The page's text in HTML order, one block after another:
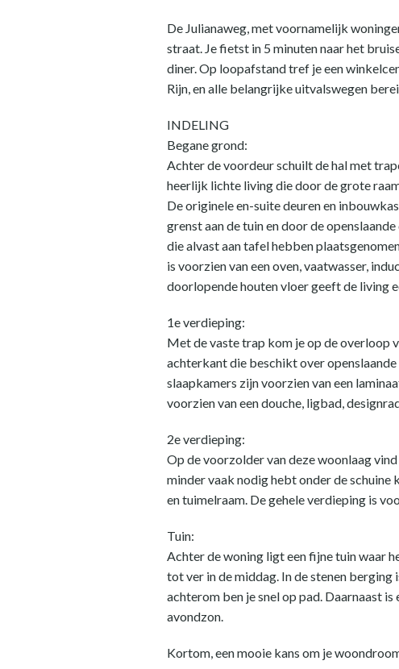
De Julianaweg, met voornamelijk
straat. Je fietst in 5 minuten naar het
diner. Op loopafstand tref je een
Rijn, en alle belangrijke uitvalswegen
INDELING
Begane grond:
Achter de voordeur schuilt de hal met
heerlijk lichte living die door de grote
De originele en-suite deuren en
grenst aan de tuin en door de
die alvast aan tafel hebben
is voorzien van een oven, vaatwasser,
doorlopende houten vloer geeft de living
1e verdieping:
Met de vaste trap kom je op de overloop
achterkant die beschikt over
slaapkamers zijn voorzien van een
voorzien van een douche, ligbad,
2e verdieping:
Op de voorzolder van deze woonlaag
minder vaak nodig hebt onder de
en tuimelraam. De gehele verdieping is
Tuin:
Achter de woning ligt een fijne tuin waar
tot ver in de middag. In de stenen berging
achterom ben je snel op pad. Daarnaast
avondzon.
Kortom, een mooie kans om je